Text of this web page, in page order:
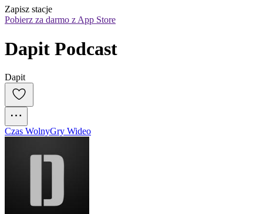
Zapisz stacje
Pobierz za darmo z App Store
Dapit Podcast
Dapit
Czas WolnyGry Wideo